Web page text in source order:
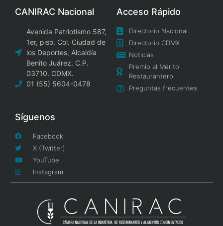
CANIRAC Nacional
Avenida Patriotismo 587,
1er, piso. Col. Ciudad de
los Deportes, Alcaldía
Benito Juárez. C.P.
03710. CDMX.
01 (55) 5604-0478
Acceso Rápido
Directorio Nacional
Directorio CDMX
Noticias
Premio al Mérito
Restaurantero
Preguntas frecuentes
Síguenos
Facebook
X (Twitter)
YouTube
Instagram